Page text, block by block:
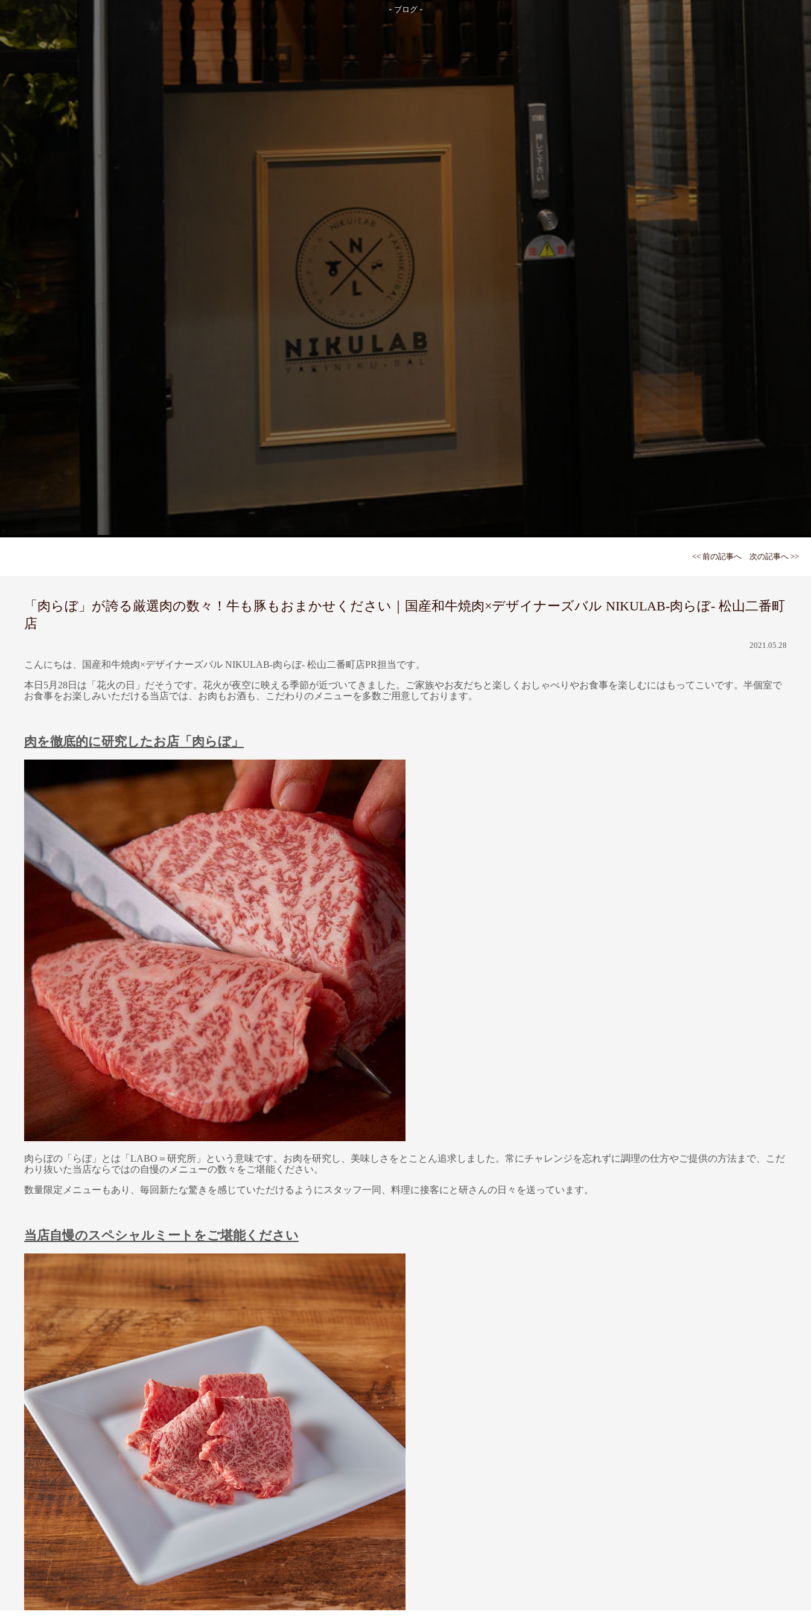
- ブログ -
<< 前の記事へ 次の記事へ >>
「肉らぼ」が誇る厳選肉の数々！牛も豚もおまかせください｜国産和牛焼肉×デザイナーズバル NIKULAB-肉らぼ- 松山二番町
店
2021.05.28
こんにちは、国産和牛焼肉×デザイナーズバル NIKULAB-肉らぼ- 松山二番町店PR担当です。
本日5月28日は「花火の日」だそうです。花火が夜空に映える季節が近づいてきました。ご家族やお友だちと楽しくおしゃべりやお食事を楽しむにはもってこいです。半個室で
お食事をお楽しみいただける当店では、お肉もお酒も、こだわりのメニューを多数ご用意しております。
肉を徹底的に研究したお店「肉らぼ」
肉らぼの「らぼ」とは「LABO＝研究所」という意味です。お肉を研究し、美味しさをとことん追求しました。常にチャレンジを忘れずに調理の仕方やご提供の方法まで、こだ
わり抜いた当店ならではの自慢のメニューの数々をご堪能ください。
数量限定メニューもあり、毎回新たな驚きを感じていただけるようにスタッフ一同、料理に接客にと研さんの日々を送っています。
当店自慢のスペシャルミートをご堪能ください